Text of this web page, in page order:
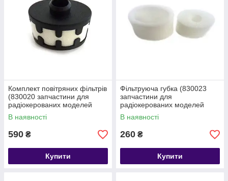
Комплект повітряних фільтрів
(830020 запчастини для
радіокерованих моделей
Himoto)
В наявності
590 ₴
Купити
Фільтруюча губка (830023
запчастини для
радіокерованих моделей
Himoto)
В наявності
260 ₴
Купити